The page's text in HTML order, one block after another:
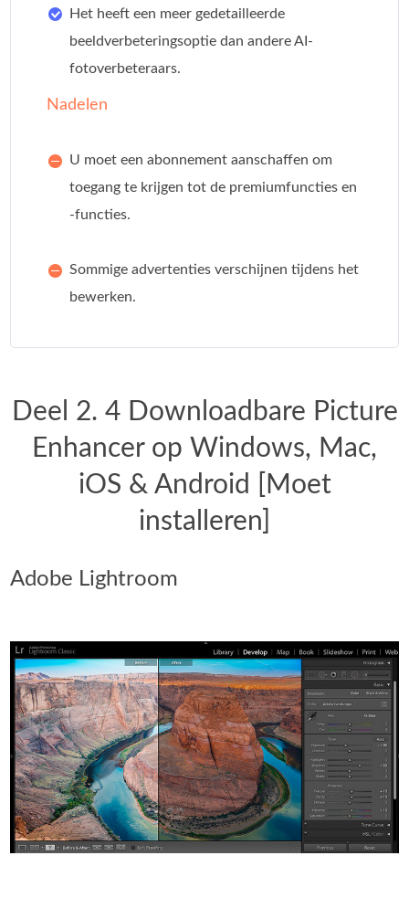
Het heeft een meer gedetailleerde
beeldverbeteringsoptie dan andere AI-
fotoverbeteraars.
Nadelen
U moet een abonnement aanschaffen om
toegang te krijgen tot de premiumfuncties en
-functies.
Sommige advertenties verschijnen tijdens het
bewerken.
Deel 2. 4 Downloadbare Picture
Enhancer op Windows, Mac,
iOS & Android [Moet
installeren]
Adobe Lightroom